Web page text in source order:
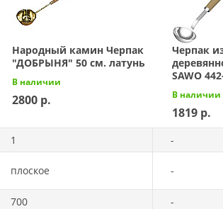
Народный камин Черпак
"ДОБРЫНЯ" 50 см. латунь
В наличии
2800
Черпак
SAWO
В наличии
1819
1 -
плоское -
700 -